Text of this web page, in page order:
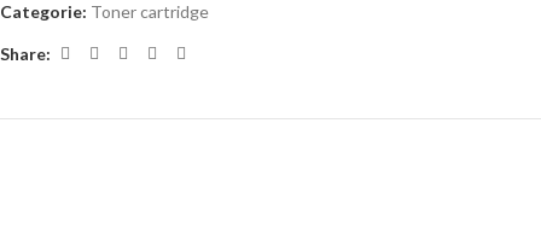
Categorie: Toner cartridge
Share: